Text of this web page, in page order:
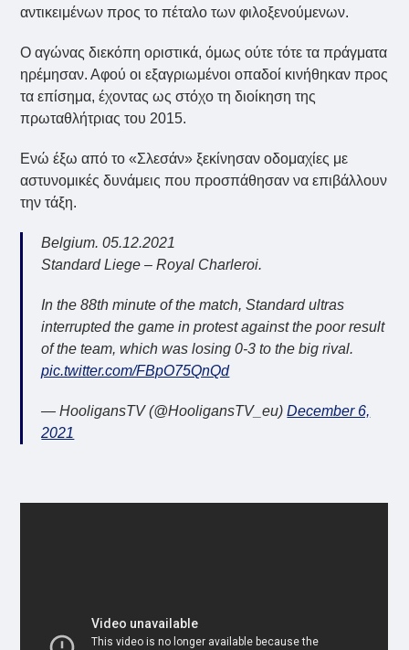
αντικειμένων προς το πέταλο των φιλοξενούμενων.
Ο αγώνας διεκόπη οριστικά, όμως ούτε τότε τα πράγματα
ηρέμησαν. Αφού οι εξαγριωμένοι οπαδοί κινήθηκαν προς
τα επίσημα, έχοντας ως στόχο τη διοίκηση της
πρωταθλήτριας του 2015.
Ενώ έξω από το «Σλεσάν» ξεκίνησαν οδομαχίες με
αστυνομικές δυνάμεις που προσπάθησαν να επιβάλλουν
την τάξη.
Belgium. 05.12.2021
Standard Liege – Royal Charleroi.
In the 88th minute of the match, Standard ultras
interrupted the game in protest against the poor result
of the team, which was losing 0-3 to the big rival.
pic.twitter.com/FBpO75QnQd
— HooligansTV (@HooligansTV_eu)December 6,
2021